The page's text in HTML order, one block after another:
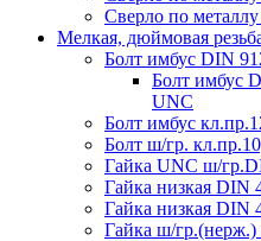
Сверло по
Мелкая, дюймовая
Болт имбус DIN
Болт имбус
UNC
Болт имбус
Болт ш/гр.
Гайка UNC ш/
Гайка низкая DIN
Гайка низкая DIN
Гайка ш/